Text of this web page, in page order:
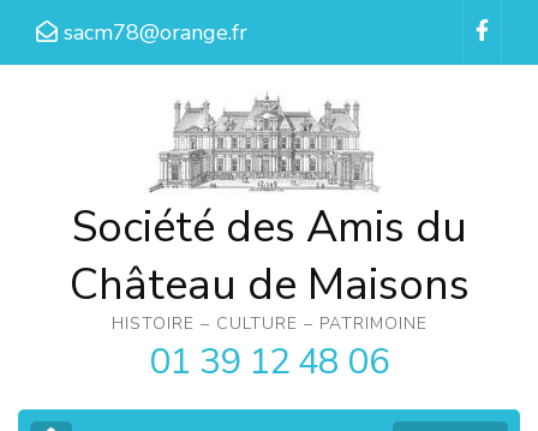
Aller
sacm78@orange.fr
Société des Amis du
Château de Maisons
HISTOIRE – CULTURE – PATRIMOINE
01 39 12 48 06